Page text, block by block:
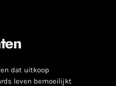
dat uitkoop
leven bemoeilijkt